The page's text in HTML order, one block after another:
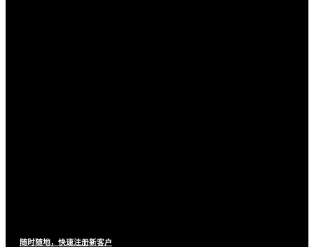
随时随地，快速注册新客户